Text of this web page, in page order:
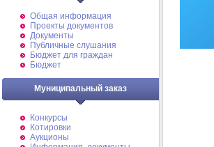
Общая информация
Проекты документов
Документы
Публичные слушания
Бюджет для граждан
Бюджет
Муниципальный заказ
Конкурсы
Котировки
Аукционы